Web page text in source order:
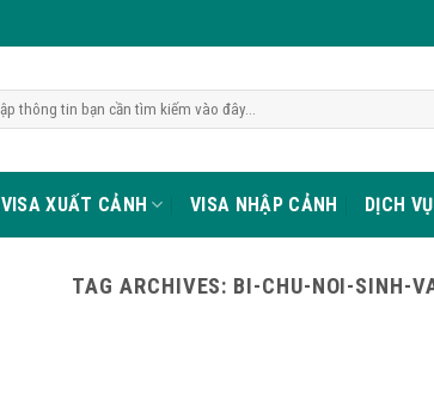
VISA XUẤT CẢNH VISA NHẬP CẢNH DỊCH
TAG ARCHIVES: BI-CHU-NOI-SINH-